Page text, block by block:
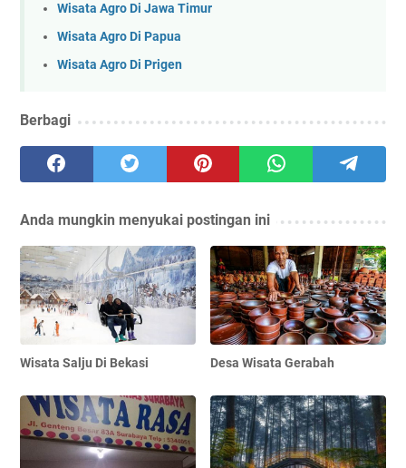
Wisata Agro Di Jawa Timur
Wisata Agro Di Papua
Wisata Agro Di Prigen
Berbagi
Anda mungkin menyukai postingan ini
Wisata Salju Di Bekasi Desa Wisata Gerabah